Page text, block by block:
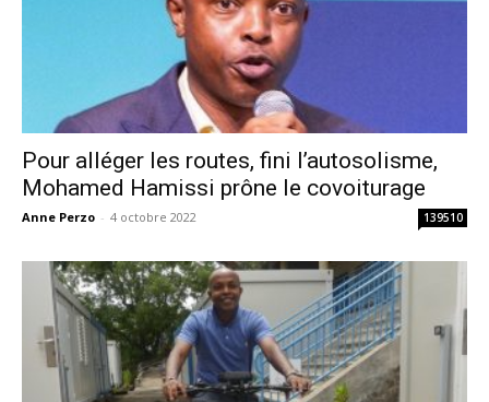
Pour alléger les routes, fini l’autosolisme,
Mohamed Hamissi prône le covoiturage
Anne Perzo - 4 octobre 2022 139510